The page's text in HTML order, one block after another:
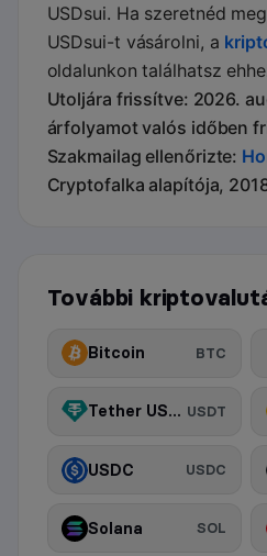
USDsui. Ha szeretnéd
USDsui-t vásárolni, a
oldalunkon találhatsz
Utoljára frissítve: 2026.
árfolyamot valós időben
Szakmailag ellenőrizte:
Cryptofalka alapítója,
További
Bitcoin BTC
Tether USDt USDT
USDC USDC
Solana SOL